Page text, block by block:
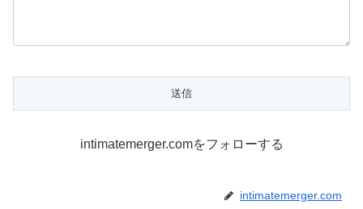
intimatemerger.comをフォローする
intimatemerger.com